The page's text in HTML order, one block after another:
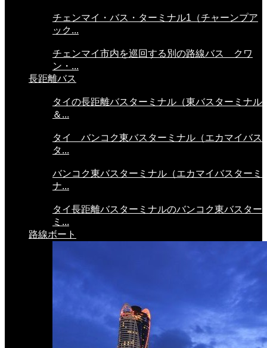
チェンマイ・バス・ターミナル1（チャーンプア
ック...
チェンマイ市内を巡回する別の路線バス クワ
ン・...
長距離バス
タイの長距離バスターミナル（東バスターミナル
＆...
タイ バンコク東バスターミナル（エカマイバス
タ...
バンコク東バスターミナル（エカマイバスターミ
ナ...
タイ長距離バスターミナルのバンコク東バスター
ミ...
路線ボート